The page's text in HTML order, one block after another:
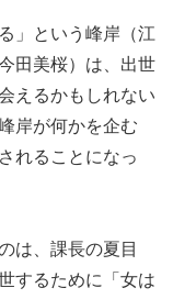
」という峰岸（江
田美桜）は、出世
えるかもしれない
岸が何かを企む
れることになっ
は、課長の夏目
するために「女は